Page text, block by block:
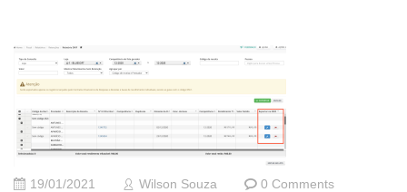
19/01/2021 Wilson Souza 0 Comments